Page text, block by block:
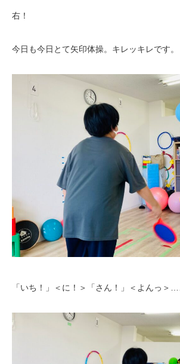
右！
今日も今日とて矢印体操。キレッキレです。
「いち！」＜に！＞「さん！」＜よんっ